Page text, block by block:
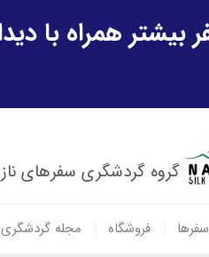
گروه گردشگری سفرهای ناز
سفرها فروشگاه مجله گردشگری